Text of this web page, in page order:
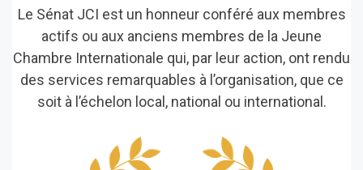
Le Sénat JCI est un honneur conféré aux membres
actifs ou aux anciens membres de la Jeune
Chambre Internationale qui, par leur action, ont rendu
des services remarquables à l’organisation, que ce
soit à l’échelon local, national ou international.